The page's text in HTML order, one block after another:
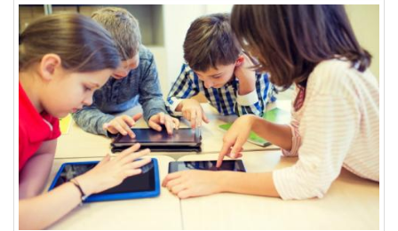
l'infanzia
e
l'adolescenza